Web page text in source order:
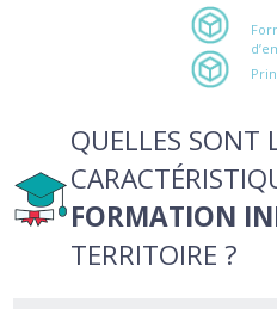
QUELLES SONT
FORMATION
TERRITOIRE ?